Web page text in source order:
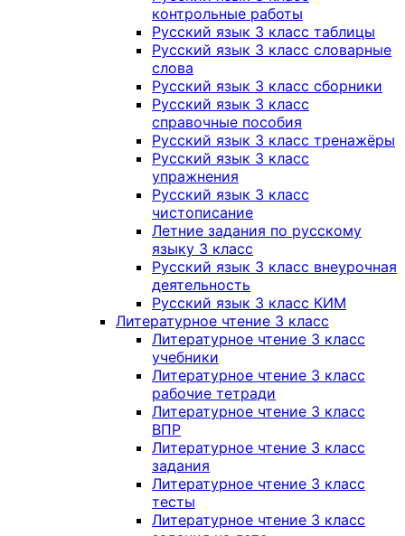
контрольные работы
Русский язык 3 класс таблицы
Русский язык 3 класс словарные
слова
Русский язык 3 класс сборники
Русский язык 3 класс
справочные пособия
Русский язык 3 класс тренажёры
Русский язык 3 класс
упражнения
Русский язык 3 класс
чистописание
Летние задания по русскому
языку 3 класс
Русский язык 3 класс внеурочная
деятельность
Русский язык 3 класс КИМ
Литературное чтение 3 класс
Литературное чтение 3 класс
учебники
Литературное чтение 3 класс
рабочие тетради
Литературное чтение 3 класс
ВПР
Литературное чтение 3 класс
задания
Литературное чтение 3 класс
тесты
Литературное чтение 3 класс